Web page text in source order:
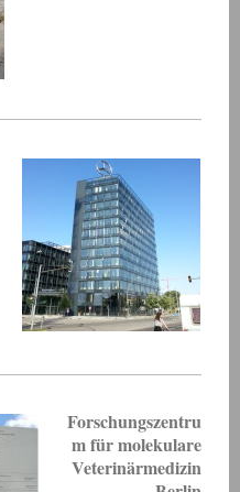
Forschungszentru
m für molekulare
Veterinärmedizin